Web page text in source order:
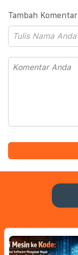
Tambah Komentar